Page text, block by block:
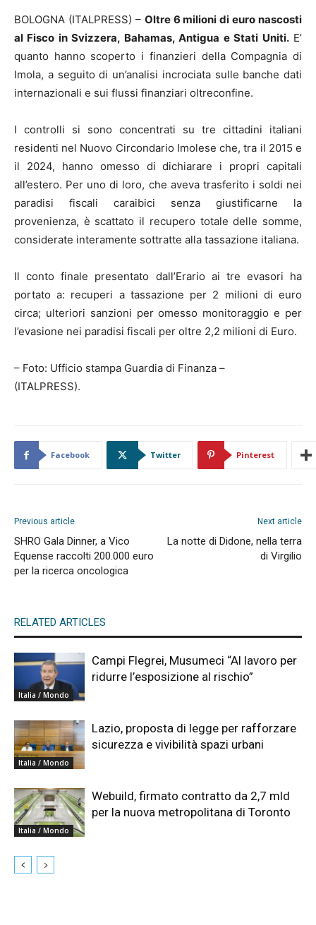
BOLOGNA (ITALPRESS) – Oltre 6 milioni di euro nascosti
al Fisco in Svizzera, Bahamas, Antigua e Stati Uniti.E’
quanto hanno scoperto i finanzieri della Compagnia di
Imola, a seguito di un’analisi incrociata sulle banche dati
internazionali e sui flussi finanziari oltreconfine.
I controlli si sono concentrati su tre cittadini italiani
residenti nel Nuovo Circondario Imolese che, tra il 2015 e
il 2024, hanno omesso di dichiarare i propri capitali
all’estero. Per uno di loro, che aveva trasferito i soldi nei
paradisi fiscali caraibici senza giustificarne la
provenienza, è scattato il recupero totale delle somme,
considerate interamente sottratte alla tassazione italiana.
Il conto finale presentato dall’Erario ai tre evasori ha
portato a: recuperi a tassazione per 2 milioni di euro
circa; ulteriori sanzioni per omesso monitoraggio e per
l’evasione nei paradisi fiscali per oltre 2,2 milioni di Euro.
– Foto: Ufficio stampa Guardia di Finanza –
(ITALPRESS).
Facebook Twitter Pinterest
Previous article
SHRO Gala Dinner, a Vico
Equense raccolti 200.000 euro
per la ricerca oncologica
Next article
La notte di Didone, nella terra
di Virgilio
RELATED ARTICLES
Italia / Mondo
Campi Flegrei, Musumeci “Al lavoro per
ridurre l’esposizione al rischio”
Italia / Mondo
Lazio, proposta di legge per rafforzare
sicurezza e vivibilità spazi urbani
Italia / Mondo
Webuild, firmato contratto da 2,7 mld
per la nuova metropolitana di Toronto